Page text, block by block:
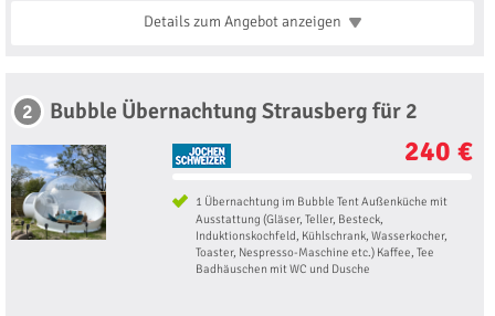
Details zum Angebotanzeigen
2 Bubble Übernachtung Strausberg für 2
240 €
1 Übernachtung im Bubble Tent Außenküche mit
Ausstattung (Gläser, Teller, Besteck,
Induktionskochfeld, Kühlschrank, Wasserkocher,
Toaster, Nespresso-Maschine etc.) Kaffee, Tee
Badhäuschen mit WC und Dusche